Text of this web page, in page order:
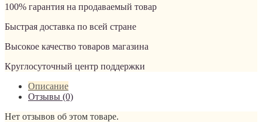
100% гарантия на продаваемый товар
Быстрая доставка по всей стране
Высокое качество товаров магазина
Круглосуточный центр поддержки
Описание
Отзывы (0)
Нет отзывов об этом товаре.